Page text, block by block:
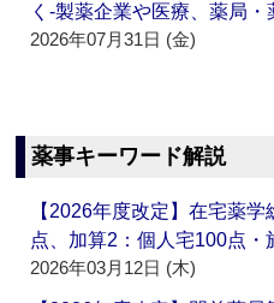
く‐製薬企業や医療、薬局
2026年07月31日 (金)
薬事キーワード解説
【2026年度改定】在宅薬
点、加算2：個人宅100点
2026年03月12日 (木)